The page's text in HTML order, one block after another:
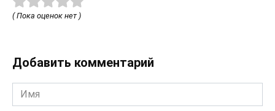
( Пока оценок нет )
Добавить комментарий
Имя
*